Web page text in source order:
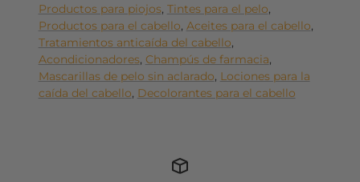
Productos para piojos, Tintes para el pelo,
Productos para el cabello, Aceites para el cabello,
Tratamientos anticaída del cabello,
Acondicionadores, Champús de farmacia,
Mascarillas de pelo sin aclarado, Lociones para la
caída del cabello, Decolorantes para el cabello